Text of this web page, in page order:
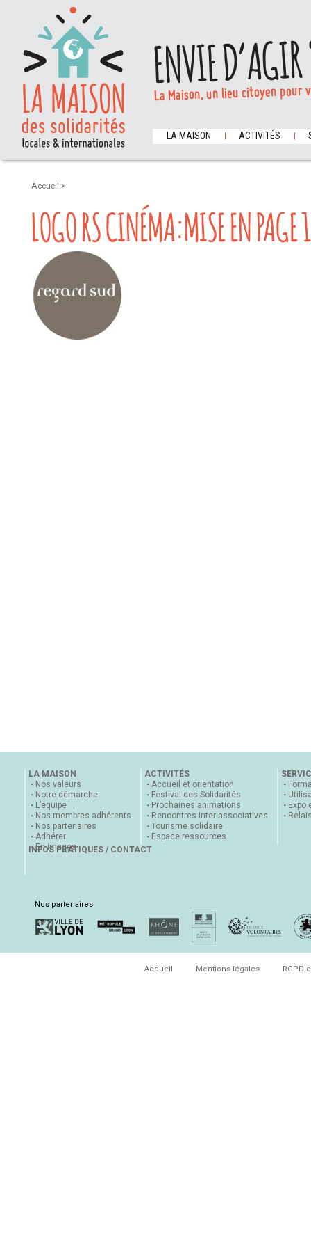
ENVIE
La Maison, un lieu citoyen
LA MAISON ACTIVITÉS
Accueil >
LOGO RS CINÉMA:MISE EN PAGE 1
LA MAISON
Nos valeurs
Notre démarche
L’équipe
Nos membres adhérents
Nos partenaires
Adhérer
En images
ACTIVITÉS
Accueil et orientation
Festival des Solidarités
Prochaines animations
Rencontres inter-associatives
Tourisme solidaire
Espace ressources
Expo
INFOS PRATIQUES / CONTACT
Nos partenaires
Accueil Mentions légales RGPD